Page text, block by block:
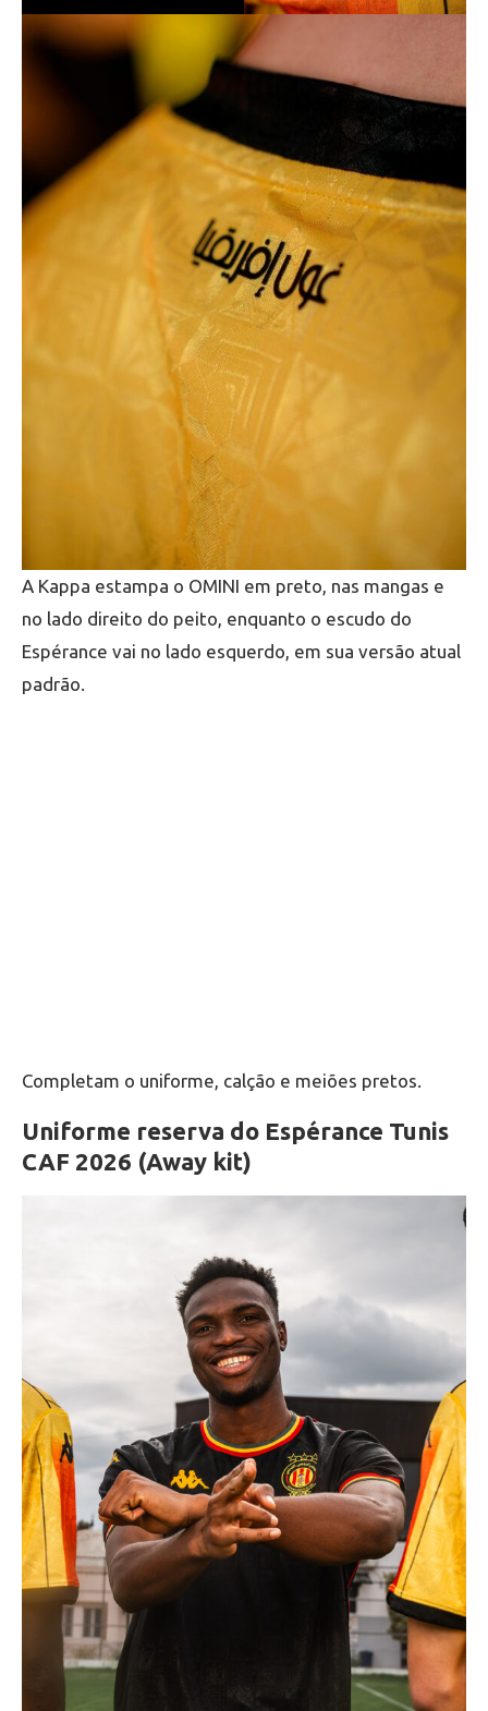
A Kappa estampa o OMINI em preto, nas mangas e
no lado direito do peito, enquanto o escudo do
Espérance vai no lado esquerdo, em sua versão atual
padrão.
Completam o uniforme, calção e meiões pretos.
Uniforme reserva do Espérance Tunis
CAF 2026 (Away kit)